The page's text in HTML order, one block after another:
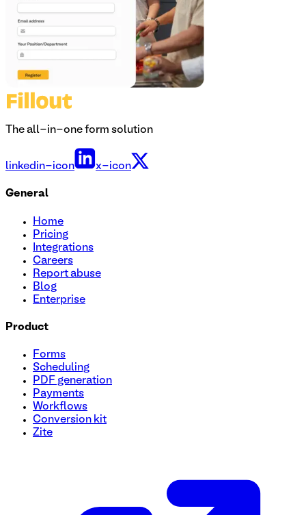
Rationalisez votre processus de soumission de demande
à utiliser. Rassemblez sans effort les détails essentiels
sont capturées pour l’évaluation. Utilisez ce modèle
The all-in-one form solution
linkedin-icon x-icon
General
Home
Pricing
Integrations
Careers
Report abuse
Blog
Enterprise
Product
Forms
Scheduling
PDF generation
Payments
Workflows
Conversion kit
Zite